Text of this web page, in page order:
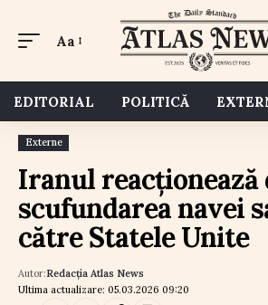
Aa
EDITORIAL POLITICĂ
Externe
Iranul reacționează
scufundarea navei
către Statele Unite
Ultima actualizare: 05.03.2026 09:20
Autor:Redacția Atlas News